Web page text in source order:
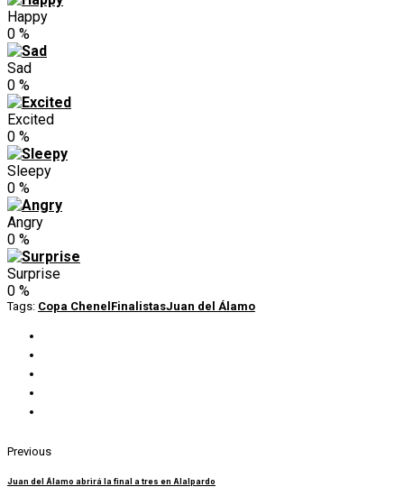
Happy
0 %
Sad
0 %
Excited
0 %
Sleepy
0 %
Angry
0 %
Surprise
0 %
Tags: Copa Chenel FinalistasJuan del Álamo
Previous
Juan del Álamo abrirá la final a tres en Alalpardo